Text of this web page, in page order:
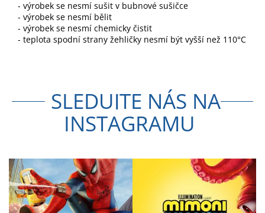
- výrobek se nesmí sušit v bubnové sušičce
- výrobek se nesmí bělit
- výrobek se nesmí chemicky čistit
- teplota spodní strany žehličky nesmí být vyšší než 110°C
SLEDUJTE NÁS NA
INSTAGRAMU